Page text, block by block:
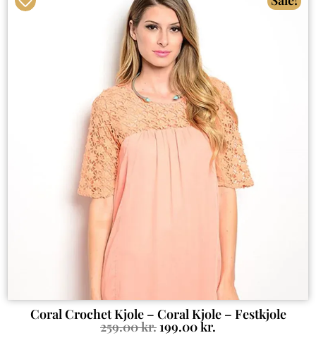
Coral Crochet Kjole – Coral Kjole – Festkjole
259.00kr.199.00kr.